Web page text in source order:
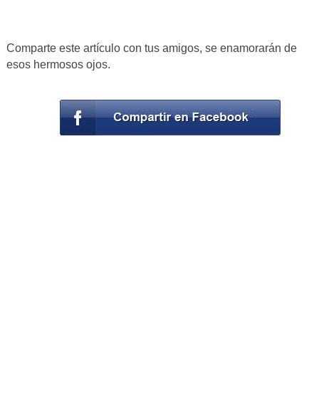
Comparte este artículo con tus amigos, se enamorarán de
esos hermosos ojos.